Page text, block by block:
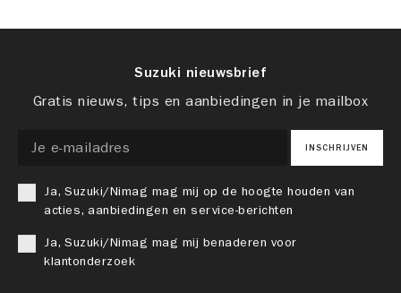
Suzuki nieuwsbrief
Gratis nieuws, tips en aanbiedingen in je mailbox
INSCHRIJVEN
Ja, Suzuki/Nimag mag mij op de hoogte houden van
acties, aanbiedingen en service-berichten
Ja, Suzuki/Nimag mag mij benaderen voor
klantonderzoek